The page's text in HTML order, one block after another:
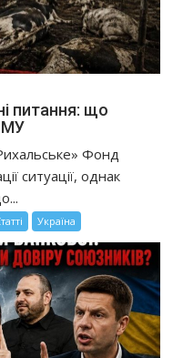
питання: що
Фонд
ситуації, однак
Україна